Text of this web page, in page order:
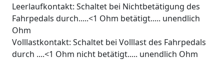
Leerlaufkontakt: Schaltet bei Nichtbetätigung des
Fahrpedals durch.....<1 Ohm betätigt..... unendlich
Ohm
Volllastkontakt: Schaltet bei Volllast des Fahrpedals
durch ....<1 Ohm nicht betätigt..... unendlich Ohm